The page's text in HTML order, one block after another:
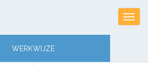
WERKWIJZE